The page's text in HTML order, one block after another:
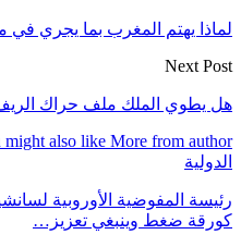
لماذا يهتم المغرب بما يجري في
Next Post
هل يطوي الملك ملف حراك
might also like More from author
الدولية
رئيسة المفوضية الأوروبية
كورقة ضغط وينبغي تعزيز…